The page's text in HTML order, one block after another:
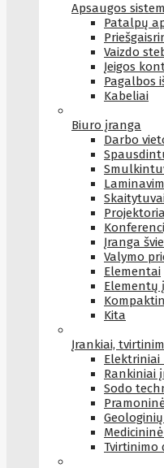
Apsaugos
Patalpų
Vaizdo
Įeigos
Pagalbos
Kabeliai
Biuro įranga
Darbo
Įranga
Valymo
Elementai
Elementų
Kita
Įrankiai,
Rankiniai
Sodo
Tvirtinimo